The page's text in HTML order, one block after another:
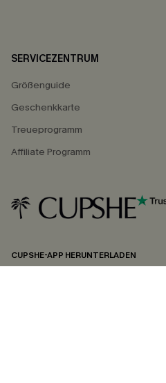
SERVICEZENTRUM
Größenguide
Geschenkkarte
Treueprogramm
Affiliate Programm
CUPSHE-APP HERUNTERLADEN